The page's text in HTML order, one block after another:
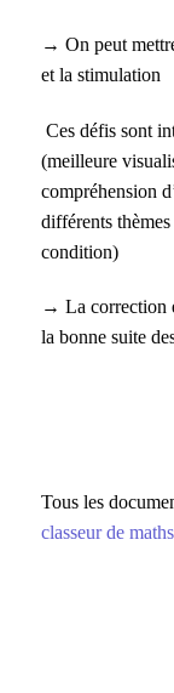
→ On peut
et la stimulation
Ces défis sont
(meilleure
compréhension
différents
condition)
→ La correction
la bonne suite
Tous les
classeur de maths